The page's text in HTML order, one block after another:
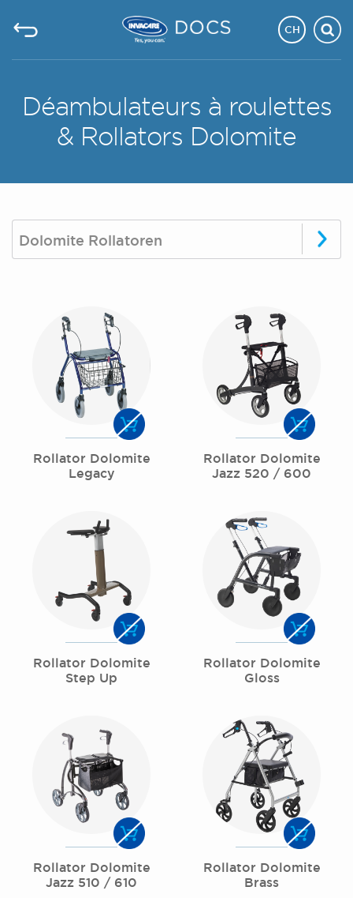
CH
Déambulateurs à roulettes
& Rollators Dolomite
Dolomite Rollatoren
Rollator Dolomite
Legacy
Rollator Dolomite
Jazz 520 / 600
Rollator Dolomite
Step Up
Rollator Dolomite
Gloss
Rollator Dolomite
Jazz 510 / 610
Rollator Dolomite
Brass